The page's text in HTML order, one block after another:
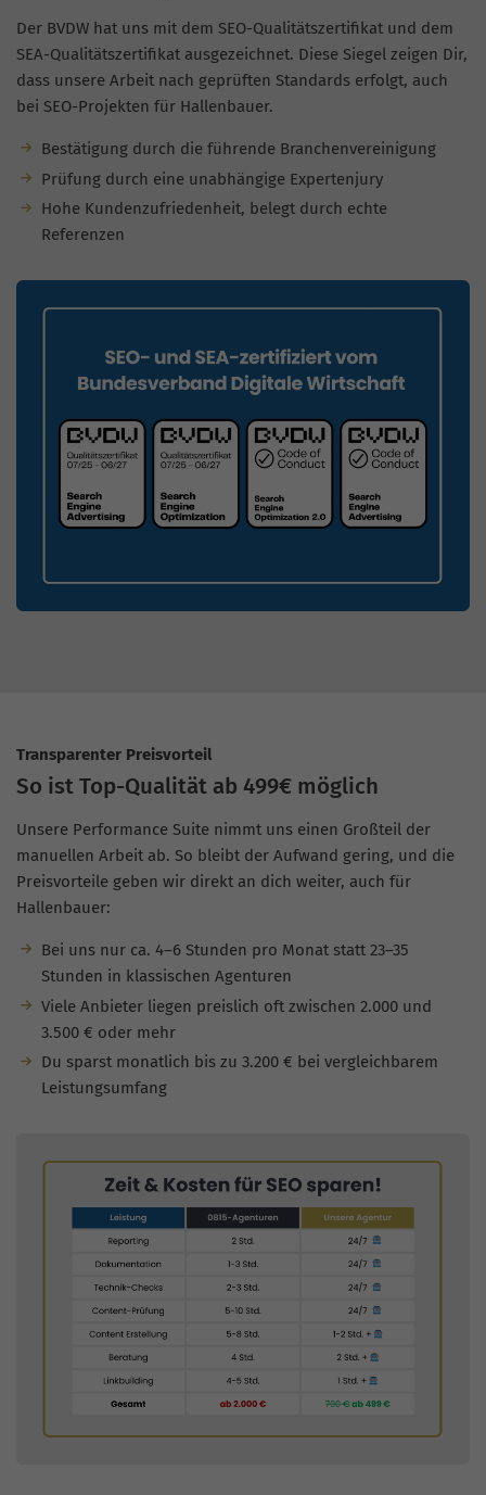
Der BVDW hat uns mit dem SEO-Qualitätszertifikat und dem
SEA-Qualitätszertifikat ausgezeichnet. Diese Siegel zeigen Dir,
dass unsere Arbeit nach geprüften Standards erfolgt, auch
bei SEO-Projekten für Hallenbauer.
Bestätigung durch die führende Branchenvereinigung
Prüfung durch eine unabhängige Expertenjury
Hohe Kundenzufriedenheit, belegt durch echte
Referenzen
Transparenter Preisvorteil
So ist Top-Qualität ab 499€ möglich
Unsere Performance Suite nimmt uns einen Großteil der
manuellen Arbeit ab. So bleibt der Aufwand gering, und die
Preisvorteile geben wir direkt an dich weiter, auch für
Hallenbauer:
Bei uns nur ca. 4–6 Stunden pro Monat statt 23–35
Stunden in klassischen Agenturen
Viele Anbieter liegen preislich oft zwischen 2.000 und
3.500 € oder mehr
Du sparst monatlich bis zu 3.200 € bei vergleichbarem
Leistungsumfang